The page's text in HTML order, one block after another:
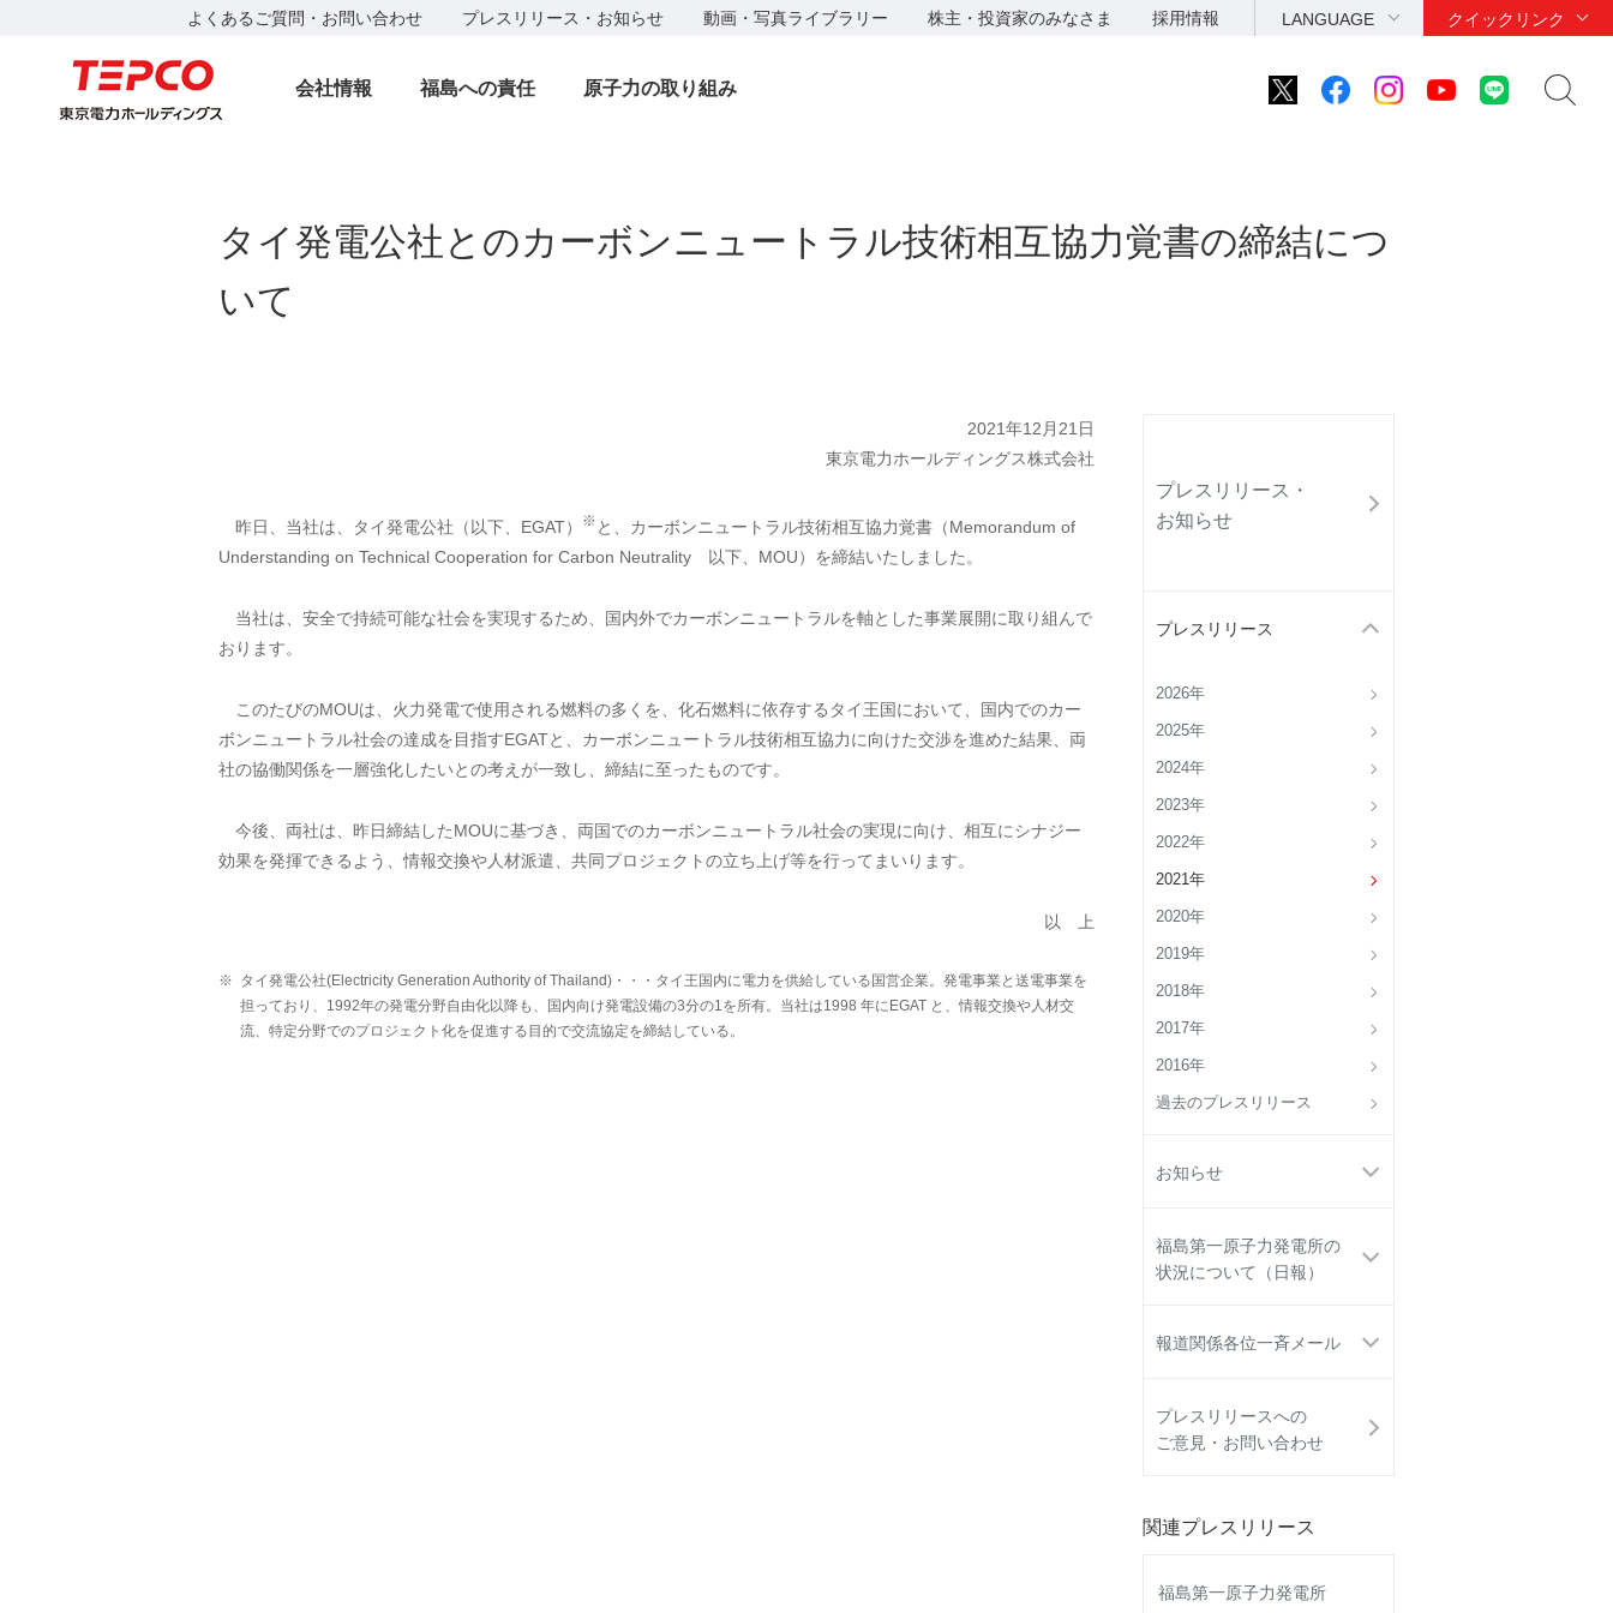
よくあるご質問・お問い合わせ プレスリリース・お知らせ 動画・写真ライブラリー 株主・投資家のみなさま 採用情報 LANGUAGE クイックリンク
会社情報 福島への責任 原子力の取り組み
プレスリリース・
お知らせ
プレスリリース
2026年
2025年
2024年
2023年
2022年
2021年
2020年
2019年
2018年
2017年
2016年
過去のプレスリリース
お知らせ
福島第一原子力発電所の
状況について（日報）
報道関係各位一斉メール
プレスリリースへの
ご意見・お問い合わせ
関連プレスリリース
福島第一原子力発電所
タイ発電公社とのカーボンニュートラル技術相互協力覚書の締結につ
いて
2021年12月21日
東京電力ホールディングス株式会社
昨日、当社は、タイ発電公社（以下、EGAT） ※ と、カーボンニュートラル技術相互協力覚書（Memorandum of
Understanding on Technical Cooperation for Carbon Neutrality 以下、MOU）を締結いたしました。
当社は、安全で持続可能な社会を実現するため、国内外でカーボンニュートラルを軸とした事業展開に取り組んで
おります。
このたびのMOUは、火力発電で使用される燃料の多くを、化石燃料に依存するタイ王国において、国内でのカー
ボンニュートラル社会の達成を目指すEGATと、カーボンニュートラル技術相互協力に向けた交渉を進めた結果、両
社の協働関係を一層強化したいとの考えが一致し、締結に至ったものです。
今後、両社は、昨日締結したMOUに基づき、両国でのカーボンニュートラル社会の実現に向け、相互にシナジー
効果を発揮できるよう、情報交換や人材派遣、共同プロジェクトの立ち上げ等を行ってまいります。
以 上
※ タイ発電公社(Electricity Generation Authority of Thailand)・・・タイ王国内に電力を供給している国営企業。発電事業と送電事業を
担っており、1992年の発電分野自由化以降も、国内向け発電設備の3分の1を所有。当社は1998 年にEGAT と、情報交換や人材交
流、特定分野でのプロジェクト化を促進する目的で交流協定を締結している。